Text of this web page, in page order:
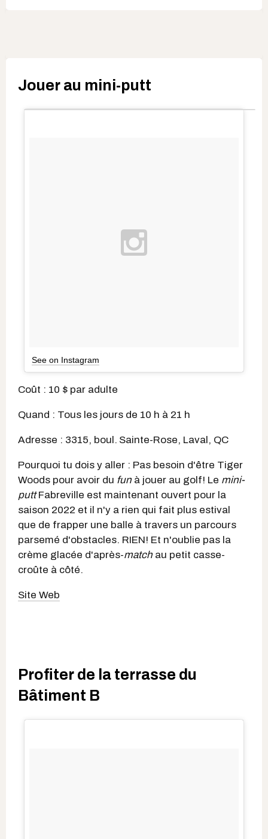
Jouer au mini-putt
See on Instagram
Coût : 10 $ par adulte
Quand : Tous les jours de 10 h à 21 h
Adresse : 3315, boul. Sainte-Rose, Laval, QC
Pourquoi tu dois y aller : Pas besoin d'être Tiger
Woods pour avoir du fun à jouer au golf! Le mini-
puttFabreville est maintenant ouvert pour la
saison 2022 et il n'y a rien qui fait plus estival
que de frapper une balle à travers un parcours
parsemé d'obstacles. RIEN! Et n'oublie pas la
crème glacée d'après-match au petit casse-
croûte à côté.
Site Web
Profiter de la terrasse du
Bâtiment B